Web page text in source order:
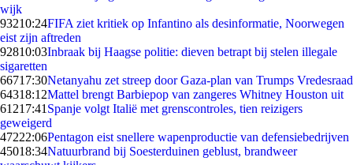
wijk
93210:24FIFA ziet kritiek op Infantino als desinformatie, Noorwegen
eist zijn aftreden
92810:03Inbraak bij Haagse politie: dieven betrapt bij stelen illegale
sigaretten
66717:30Netanyahu zet streep door Gaza-plan van Trumps Vredesraad
64318:12Mattel brengt Barbiepop van zangeres Whitney Houston uit
61217:41 Spanje volgt Italië met grenscontroles, tien reizigers
geweigerd
47222:06Pentagon eist snellere wapenproductie van defensiebedrijven
45018:34Natuurbrand bij Soesterduinen geblust, brandweer